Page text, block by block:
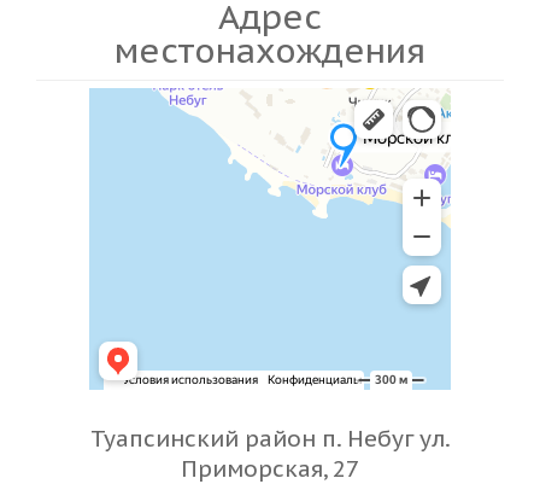
Адрес
местонахождения
Туапсинский район п. Небуг ул.
Приморская, 27